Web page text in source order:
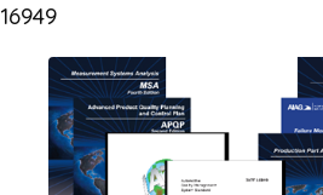
16949